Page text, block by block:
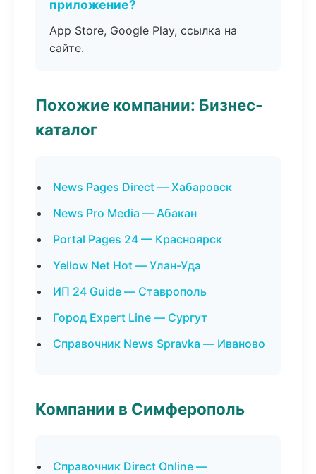
приложение?
App Store, Google Play, ссылка на
сайте.
Похожие компании: Бизнес-
каталог
News Pages Direct — Хабаровск
News Pro Media — Абакан
Portal Pages 24 — Красноярск
Yellow Net Hot — Улан-Удэ
ИП 24 Guide — Ставрополь
Город Expert Line — Сургут
Справочник News Spravka — Иваново
Компании в Симферополь
Справочник Direct Online —